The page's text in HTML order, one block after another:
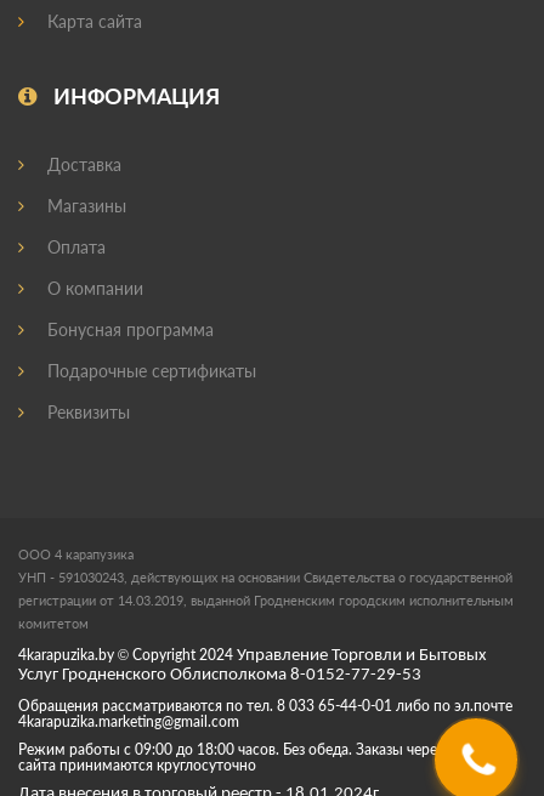
Карта сайта
ИНФОРМАЦИЯ
Доставка
Магазины
Оплата
О компании
Бонусная программа
Подарочные сертификаты
Реквизиты
ООО 4 карапузика
УНП - 591030243, действующих на основании Свидетельства о государственной
регистрации от 14.03.2019, выданной Гродненским городским исполнительным
комитетом
4karapuzika.by © Copyright 2024 Управление Торговли и Бытовых
Услуг Гродненского Облисполкома 8-0152-77-29-53
Обращения рассматриваются по тел. 8 033 65-44-0-01 либо по эл.почте
4karapuzika.marketing@gmail.com
Режим работы с 09:00 до 18:00 часов. Без обеда. Заказы через корзину
сайта принимаются круглосуточно